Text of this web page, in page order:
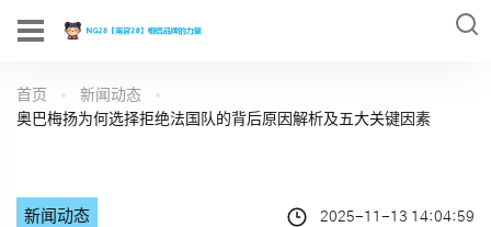
首页
新闻动态
奥巴梅扬为何选择拒绝法国队的背后原因解析及五大关键因素
新闻动态 2025-11-13 14:04:59